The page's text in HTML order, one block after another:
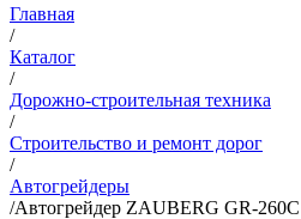
Главная
/
Каталог
/
Дорожно-строительная техника
/
Строительство и ремонт дорог
/
Автогрейдеры
/Автогрейдер ZAUBERG GR-260C